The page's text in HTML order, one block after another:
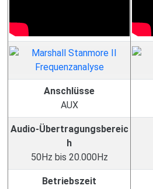
Anschlüsse
AUX
Audio-Übertragungsbereic
h
50Hz bis 20.000Hz
Betriebszeit